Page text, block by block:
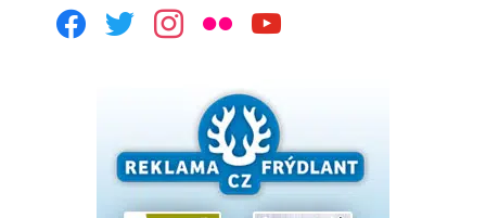
facebooktwitterinstagram
flickr youtube